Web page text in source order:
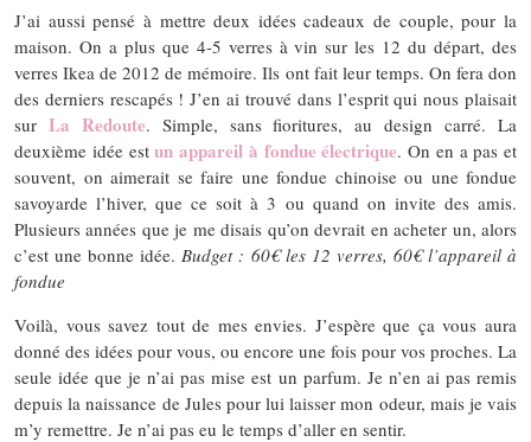
J’ai aussi pensé à mettre deux idées cadeaux de couple, pour la
maison. On a plus que 4-5 verres à vin sur les 12 du départ, des
verres Ikea de 2012 de mémoire. Ils ont fait leur temps. On fera don
des derniers rescapés ! J’en ai trouvé dans l’esprit qui nous plaisait
sur La Redoute. Simple, sans fioritures, au design carré. La
deuxième idée estun appareil à fondue électrique. On en a pas et
souvent, on aimerait se faire une fondue chinoise ou une fondue
savoyarde l’hiver, que ce soit à 3 ou quand on invite des amis.
Plusieurs années que je me disais qu’on devrait en acheter un, alors
c’est une bonne idée. Budget : 60€ les 12 verres, 60€ l’appareil à
fondue
Voilà, vous savez tout de mes envies. J’espère que ça vous aura
donné des idées pour vous, ou encore une fois pour vos proches. La
seule idée que je n’ai pas mise est un parfum. Je n’en ai pas remis
depuis la naissance de Jules pour lui laisser mon odeur, mais je vais
m’y remettre. Je n’ai pas eu le temps d’aller en sentir.